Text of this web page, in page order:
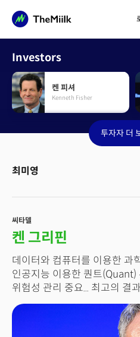
Investors
켄 피셔
Kenneth Fisher
짐 시몬스
켄 그리핀
Kenneth Griffin
투자자 더
최미영
씨타델
켄 그리핀
데이터와 컴퓨터를 이용한 과
인공지능 이용한 퀀트(Quant)
위험성 관리 중요... 최고의 결